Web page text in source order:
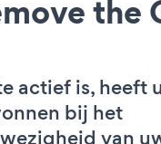
the
actief is, heeft
bij het
van